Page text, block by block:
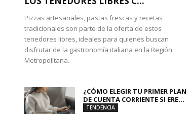
Pizzas artesanales, pastas frescas y recetas
tradicionales son parte de la oferta de estos
tenedores libres, ideales para quienes buscan
disfrutar de la gastronomía italiana en la Región
Metropolitana.
¿CÓMO ELEGIR TU PRIMER PLAN
DE CUENTA CORRIENTE SI ERE...
TENDENCIA